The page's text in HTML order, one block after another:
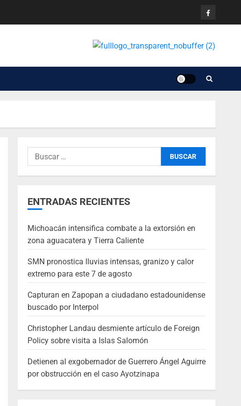
ENTRADAS RECIENTES
Michoacán intensifica combate a la extorsión en
zona aguacatera y Tierra Caliente
SMN pronostica lluvias intensas, granizo y calor
extremo para este 7 de agosto
Capturan en Zapopan a ciudadano estadounidense
buscado por Interpol
Christopher Landau desmiente artículo de Foreign
Policy sobre visita a Islas Salomón
Detienen al exgobernador de Guerrero Ángel Aguirre
por obstrucción en el caso Ayotzinapa